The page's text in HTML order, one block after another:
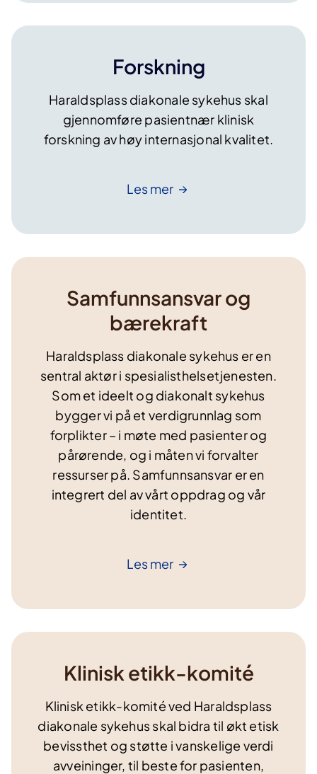
Forskning
Haraldsplass diakonale sykehus skal
gjennomføre pasientnær klinisk
forskning av høy internasjonal kvalitet.
Lesmer
Samfunnsansvar og
bærekraft
Haraldsplass diakonale sykehus er en
sentral aktør i spesialisthelsetjenesten.
Som et ideelt og diakonalt sykehus
bygger vi på et verdigrunnlag som
forplikter – i møte med pasienter og
pårørende, og i måten vi forvalter
ressurser på. Samfunnsansvar er en
integrert del av vårt oppdrag og vår
identitet.
Lesmer
Klinisk etikk-komité
Klinisk etikk-komité ved Haraldsplass
diakonale sykehus skal bidra til økt etisk
bevissthet og støtte i vanskelige verdi
avveininger, til beste for pasienten,